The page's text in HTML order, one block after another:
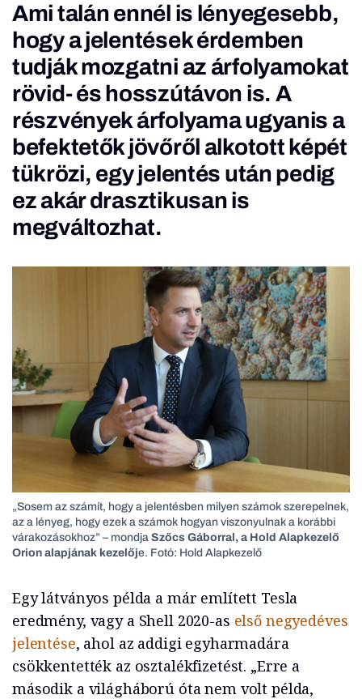
Ami talán ennél is lényegesebb,
hogy a jelentések érdemben
tudják mozgatni az árfolyamokat
rövid- és hosszútávon is. A
részvények árfolyama ugyanis a
befektetők jövőről alkotott képét
tükrözi, egy jelentés után pedig
ez akár drasztikusan is
megváltozhat.
„Sosem az számít, hogy a jelentésben milyen számok szerepelnek,
az a lényeg, hogy ezek a számok hogyan viszonyulnak a korábbi
várakozásokhoz” – mondja Szőcs Gáborral, a Hold Alapkezelő
Orion alapjának kezelője. Fotó: Hold Alapkezelő
Egy látványos példa a már említett Tesla
eredmény, vagy a Shell 2020-as első negyedéves
jelentése, ahol az addigi egyharmadára
csökkentették az osztalékfizetést. „Erre a
második a világháború óta nem volt példa,